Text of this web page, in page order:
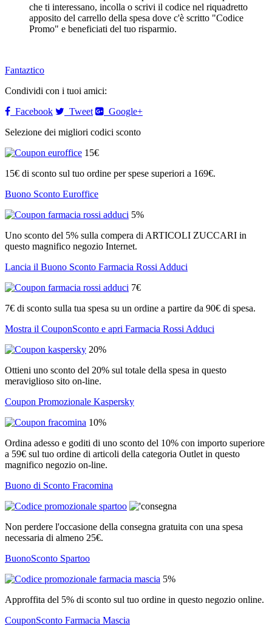
che ti interessano, incolla o scrivi il codice nel riquadretto
apposito del carrello della spesa dove c'è scritto "Codice
Promo" e beneficiati del tuo risparmio.
Fantaztico
Condividi con i tuoi amici:
Facebook
Tweet
Google+
Selezione dei migliori codici sconto
15€
15€ di sconto sul tuo ordine per spese superiori a 169€.
Buono Sconto Euroffice
5%
Uno sconto del 5% sulla compera di ARTICOLI ZUCCARI in
questo magnifico negozio Internet.
Lancia il Buono Sconto Farmacia Rossi Adduci
7€
7€ di sconto sulla tua spesa su un ordine a partire da 90€ di spesa.
Mostra il CouponSconto e apri Farmacia Rossi Adduci
20%
Ottieni uno sconto del 20% sul totale della spesa in questo
meraviglioso sito on-line.
Coupon Promozionale Kaspersky
10%
Ordina adesso e goditi di uno sconto del 10% con importo superiore
a 59€ sul tuo ordine di articoli della categoria Outlet in questo
magnifico negozio on-line.
Buono di Sconto Fracomina
Non perdere l'occasione della consegna gratuita con una spesa
necessaria di almeno 25€.
BuonoSconto Spartoo
5%
Approffita del 5% di sconto sul tuo ordine in questo negozio online.
CouponSconto Farmacia Mascia